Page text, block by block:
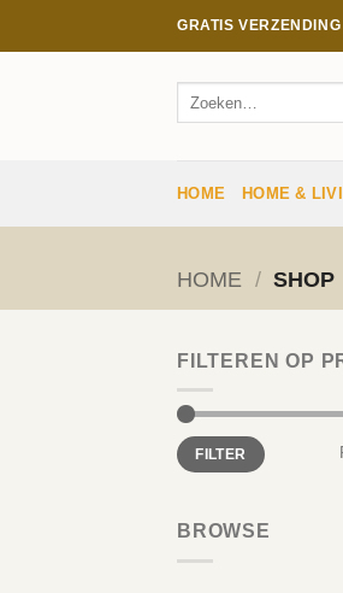
GRATIS
HOME HOME &
HOME / SHOP
FILTEREN OP
Min.
prijs
Max.
prijsFILTER
BROWSE